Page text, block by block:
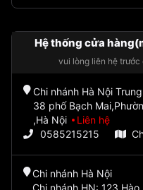
Hệ thống cửa
vui lòng liên hệ trước
Chi nhánh Hà Nội
38 phố Bạch
,Hà Nội
Liên hệ
0585215215
Chi nhánh Hà Nội